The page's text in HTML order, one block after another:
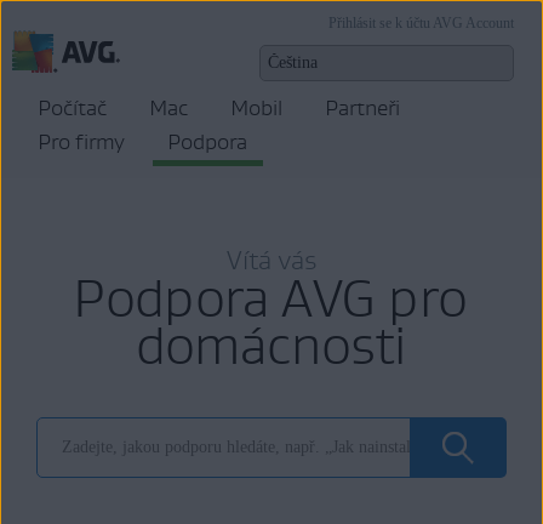
Přihlásit se k účtu AVG Account
Počítač Mac Mobil
Partneři
Pro firmy
Podpora
Vítá vás
Podpora AVG pro
domácnosti